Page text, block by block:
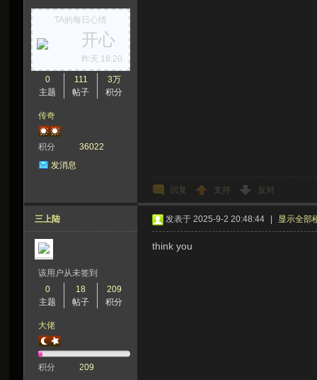
TA的每日心情
开心
昨天 18:20
0
主题
111
帖子
3万
积分
传奇
积分
36022
发消息
回复 支持 反对
三上陆
该用户从未签到
0
主题
18
帖子
209
积分
大佬
积分
209
发表于 2025-9-2 20:48:44 显示全部
think you